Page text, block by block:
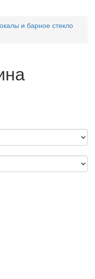
и барное стекло